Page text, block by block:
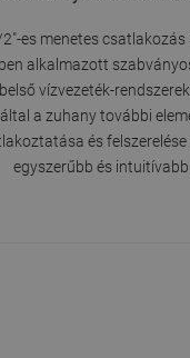
es menetes csatlakozás
alkalmazott
vízvezeték-
a zuhany további
és felszerelése
egyszerűbb és intuitívabb.